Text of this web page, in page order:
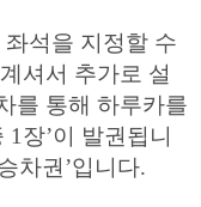
석을 지정할 수
셔서 추가로 설
를 통해 하루카를
1장’이 발권됩니
차권’입니다.